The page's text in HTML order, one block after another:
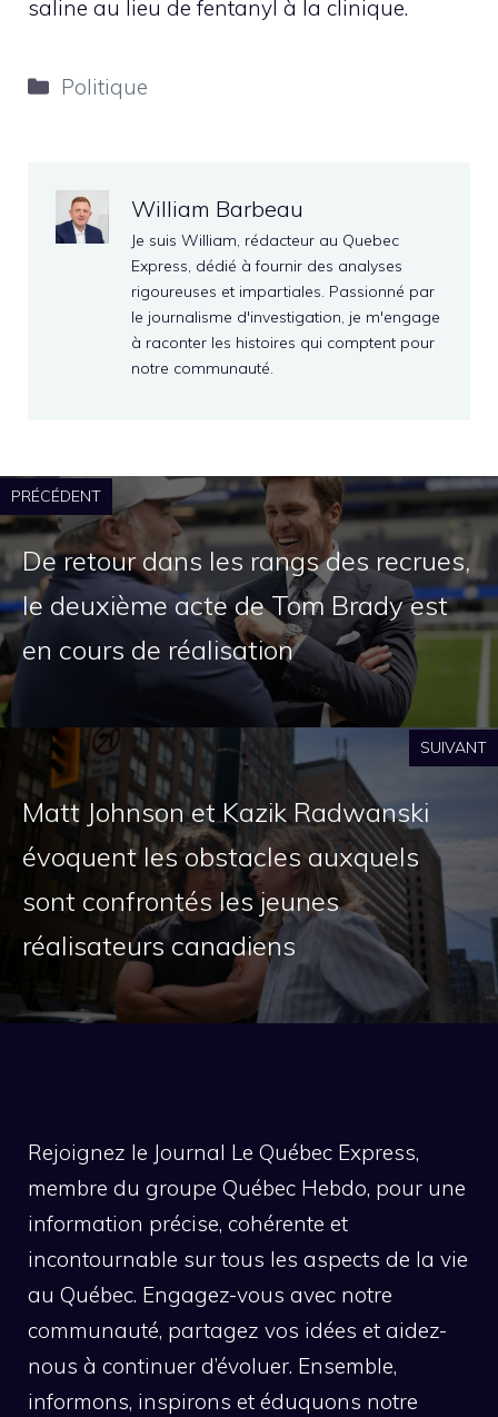
saline au lieu de fentanyl à la clinique.
Catégories
Politique
William Barbeau
Je suis William, rédacteur au Quebec
Express, dédié à fournir des analyses
rigoureuses et impartiales. Passionné par
le journalisme d'investigation, je m'engage
à raconter les histoires qui comptent pour
notre communauté.
PRÉCÉDENT
De retour dans les rangs des recrues,
le deuxième acte de Tom Brady est
en cours de réalisation
SUIVANT
Matt Johnson et Kazik Radwanski
évoquent les obstacles auxquels
sont confrontés les jeunes
réalisateurs canadiens
Rejoignez le Journal Le Québec Express,
membre du groupe Québec Hebdo, pour une
information précise, cohérente et
incontournable sur tous les aspects de la vie
au Québec. Engagez-vous avec notre
communauté, partagez vos idées et aidez-
nous à continuer d’évoluer. Ensemble,
informons, inspirons et éduquons notre